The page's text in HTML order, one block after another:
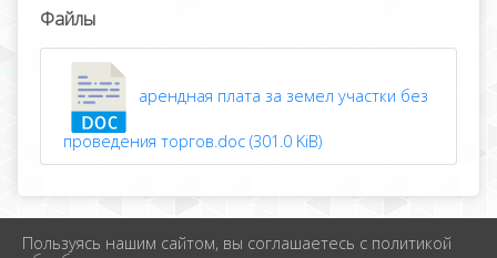
Файлы
арендная плата за земел участки без
проведения торгов.doc (301.0 KiB)
Пользуясь нашим сайтом, вы соглашаетесь с политикой